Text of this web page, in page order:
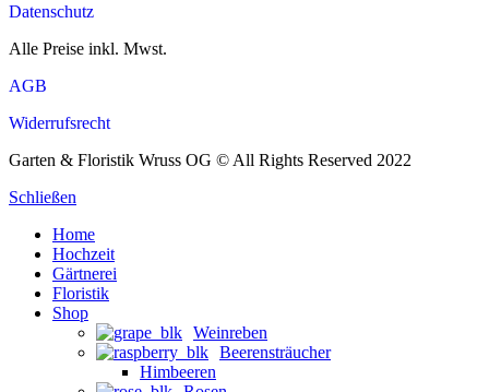
Datenschutz
Alle Preise inkl. Mwst.
AGB
Widerrufsrecht
Garten & Floristik Wruss OG © All Rights Reserved 2022
Schließen
Home
Hochzeit
Gärtnerei
Floristik
Shop
Weinreben
Beerensträucher
Himbeeren